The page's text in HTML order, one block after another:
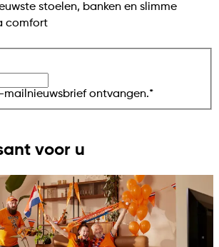
stoelen, banken en slimme
comfort
mailnieuwsbrief ontvangen.*
voor u